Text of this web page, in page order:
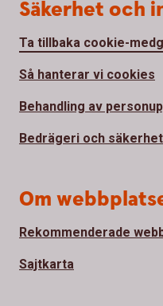
Säkerhet och
Ta tillbaka cookie-
Så hanterar vi cookies
Behandling av
Bedrägeri och säkerhet
Om
Rekommenderade
Sajtkarta